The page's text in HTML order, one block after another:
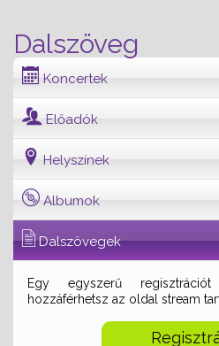
Dalszöveg
Koncertek
Előadók
Helyszínek
Albumok
Dalszövegek
Egy egyszerű regisztrációt
hozzáférhetsz az oldal stream